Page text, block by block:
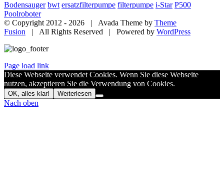
Bodensauger bwt ersatzfilterpumpe filterpumpe i-Star P500
Poolroboter
© Copyright 2012 - 2026 | Avada Theme by Theme
Fusion | All Rights Reserved | Powered by WordPress
Page load link
Diese Webseite verwendet Cookies. Wenn Sie diese Webseite
nutzen, akzeptieren Sie die Verwendung von Cookies.
OK, alles klar! Weiterlesen
Nach oben